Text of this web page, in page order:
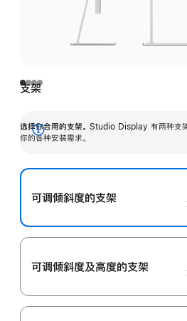
支架
选择你合用的支架。 Studio Display 有两种支架
你的各种安装需求。
展
可调倾斜度的支架
可调倾斜度及高‍度的支‍架